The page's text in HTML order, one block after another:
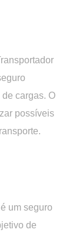
cargas. O
possíveis
um seguro
de